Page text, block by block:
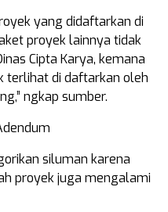
yang didaftarkan di
proyek lainnya tidak
Cipta Karya, kemana
terlihat di daftarkan oleh
ngkap sumber.
siluman karena
proyek juga mengalami